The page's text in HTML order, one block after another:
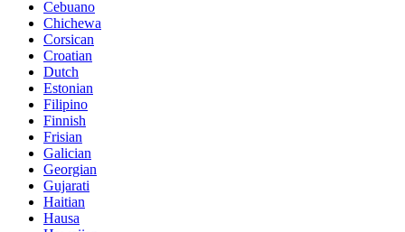
Cebuano
Chichewa
Corsican
Croatian
Dutch
Estonian
Filipino
Finnish
Frisian
Galician
Georgian
Gujarati
Haitian
Hausa